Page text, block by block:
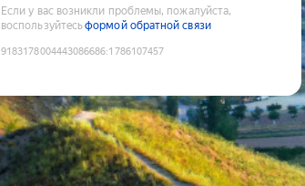
Если у вас возникли проблемы, пожалуйста,
воспользуйтесьформой обратной связи
9183178004443086686:1786107457